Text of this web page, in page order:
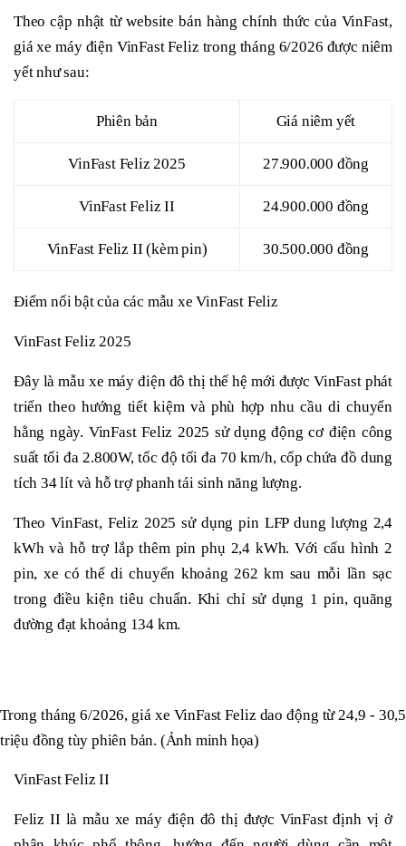
Theo cập nhật từ website bán hàng chính thức của VinFast,
giá xe máy điện VinFast Feliz trong tháng 6/2026 được niêm
yết như sau:
Phiên bản Giá niêm yết
VinFast Feliz 2025 27.900.000 đồng
VinFast Feliz II 24.900.000 đồng
VinFast Feliz II (kèm pin) 30.500.000 đồng
Điểm nổi bật của các mẫu xe VinFast Feliz
VinFast Feliz 2025
Đây là mẫu xe máy điện đô thị thế hệ mới được VinFast phát
triển theo hướng tiết kiệm và phù hợp nhu cầu di chuyển
hằng ngày. VinFast Feliz 2025 sử dụng động cơ điện công
suất tối đa 2.800W, tốc độ tối đa 70 km/h, cốp chứa đồ dung
tích 34 lít và hỗ trợ phanh tái sinh năng lượng.
Theo VinFast, Feliz 2025 sử dụng pin LFP dung lượng 2,4
kWh và hỗ trợ lắp thêm pin phụ 2,4 kWh. Với cấu hình 2
pin, xe có thể di chuyển khoảng 262 km sau mỗi lần sạc
trong điều kiện tiêu chuẩn. Khi chỉ sử dụng 1 pin, quãng
đường đạt khoảng 134 km.
Trong tháng 6/2026, giá xe VinFast Feliz dao động từ 24,9 - 30,5
triệu đồng tùy phiên bản. (Ảnh minh họa)
VinFast Feliz II
Feliz II là mẫu xe máy điện đô thị được VinFast định vị ở